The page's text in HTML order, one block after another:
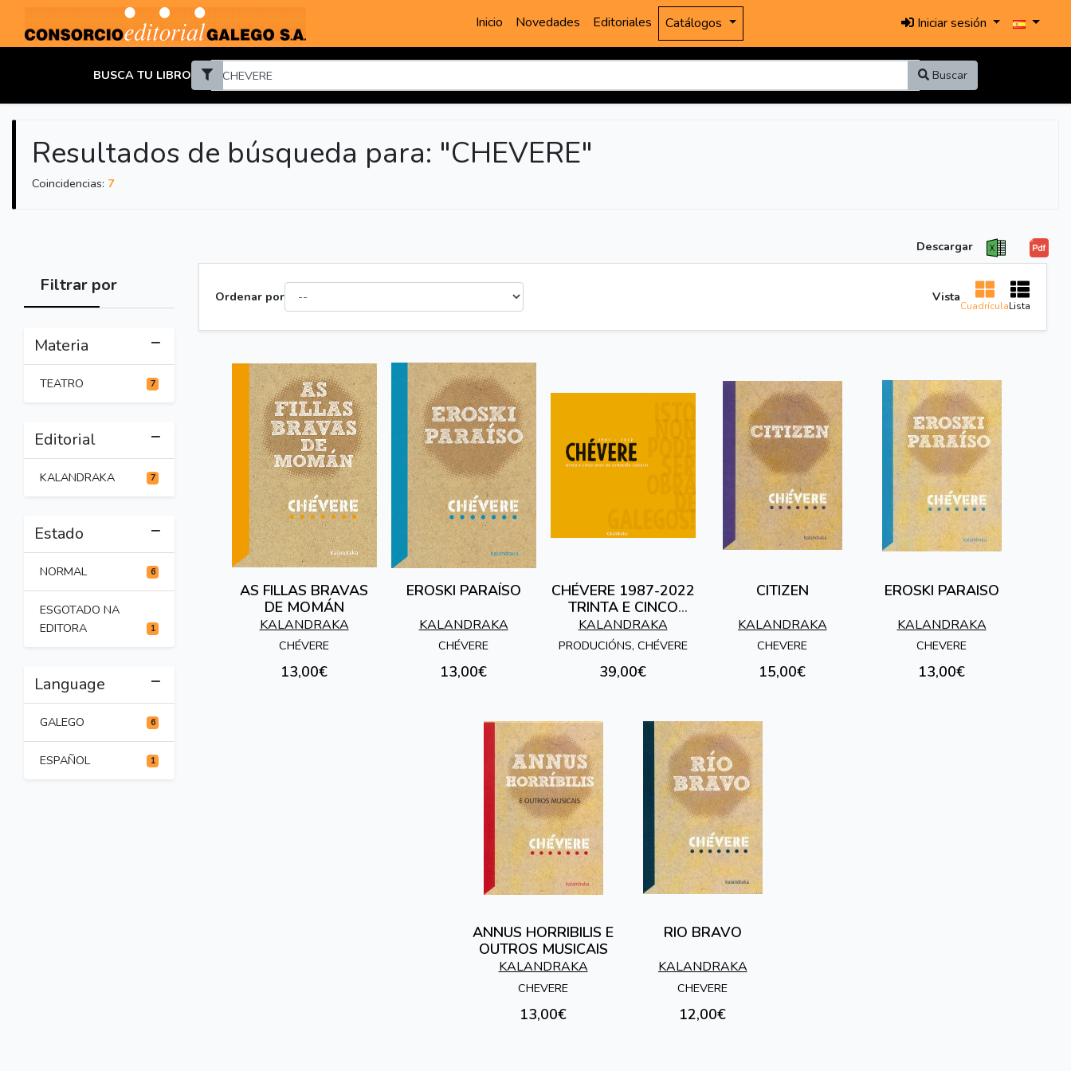
Inicio Novedades Editoriales Catálogos Iniciar sesión
BUSCA TU LIBRO Buscar
Resultados de búsqueda para: "CHEVERE"
Coincidencias: 7
Descargar
Filtrar por
Materia
TEATRO 7
Editorial
KALANDRAKA 7
Estado
NORMAL 6
ESGOTADO NA
EDITORA
1
Language
GALEGO 6
ESPAÑOL 1
Ordenar por Vista
CuadrículaLista
AS FILLAS BRAVAS
DE MOMÁN
KALANDRAKA
CHÉVERE
13,00€
EROSKI PARAÍSO
KALANDRAKA
CHÉVERE
13,00€
CHÉVERE 1987-2022
TRINTA E CINCO
ANOS DE AXITACIÓN
CULTURAL. ISTO NON
PODE SER O
KALANDRAKA
PRODUCIÓNS, CHÉVERE
39,00€
CITIZEN
KALANDRAKA
CHEVERE
15,00€
EROSKI PARAISO
KALANDRAKA
CHEVERE
13,00€
ANNUS HORRIBILIS E
OUTROS MUSICAIS
KALANDRAKA
CHEVERE
13,00€
RIO BRAVO
KALANDRAKA
CHEVERE
12,00€